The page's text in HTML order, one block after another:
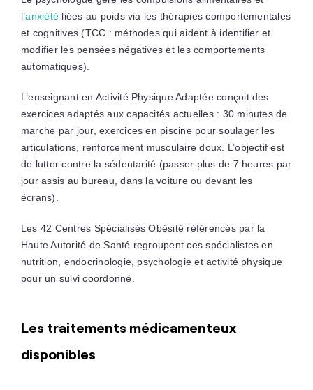
l’anxiété liées au poids via les thérapies comportementales
et cognitives (TCC : méthodes qui aident à identifier et
modifier les pensées négatives et les comportements
automatiques).
L’enseignant en Activité Physique Adaptée conçoit des
exercices adaptés aux capacités actuelles : 30 minutes de
marche par jour, exercices en piscine pour soulager les
articulations, renforcement musculaire doux. L’objectif est
de lutter contre la sédentarité (passer plus de 7 heures par
jour assis au bureau, dans la voiture ou devant les
écrans).
Les 42 Centres Spécialisés Obésité référencés par la
Haute Autorité de Santé regroupent ces spécialistes en
nutrition, endocrinologie, psychologie et activité physique
pour un suivi coordonné.
Les traitements médicamenteux
disponibles